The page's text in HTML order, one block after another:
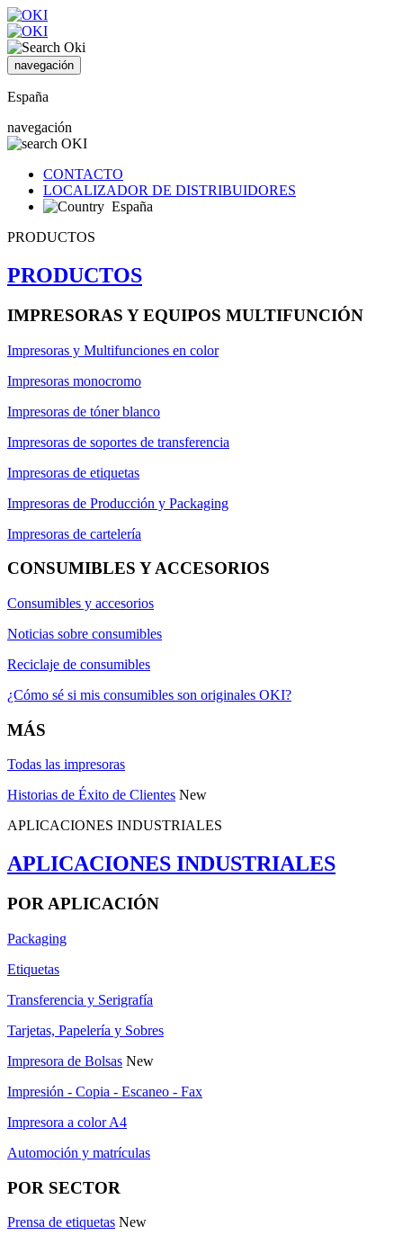
navegación
España
navegación
CONTACTO
LOCALIZADOR DE DISTRIBUIDORES
España
PRODUCTOS
PRODUCTOS
IMPRESORAS Y EQUIPOS MULTIFUNCIÓN
Impresoras y Multifunciones en color
Impresoras monocromo
Impresoras de tóner blanco
Impresoras de soportes de transferencia
Impresoras de etiquetas
Impresoras de Producción y Packaging
Impresoras de cartelería
CONSUMIBLES Y ACCESORIOS
Consumibles y accesorios
Noticias sobre consumibles
Reciclaje de consumibles
¿Cómo sé si mis consumibles son originales OKI?
MÁS
Todas las impresoras
Historias de Éxito de Clientes New
APLICACIONES INDUSTRIALES
APLICACIONES INDUSTRIALES
POR APLICACIÓN
Packaging
Etiquetas
Transferencia y Serigrafía
Tarjetas, Papelería y Sobres
Impresora de Bolsas New
Impresión - Copia - Escaneo - Fax
Impresora a color A4
Automoción y matrículas
POR SECTOR
Prensa de etiquetas New